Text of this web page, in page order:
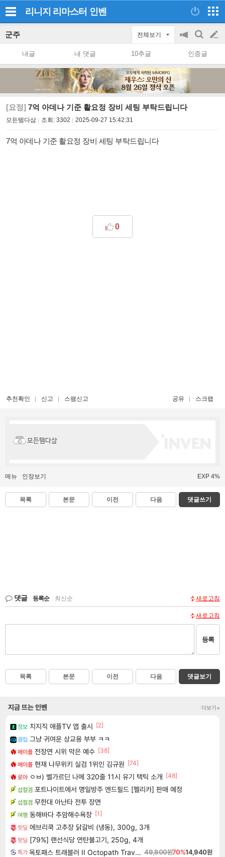
리니지 리마스터 인벤
군주 전체보기
공
on/off
검
색
글
쓰
내글 내 댓글 10추글 인증글
[요정] 7억 아데나 기준 활요정 장비 세팅 부탁드립니다
모든템다삼 조회: 3302 2025-09-27 15:42:31
7억 아데나 기준 활요정 장비 세팅 부탁드립니다
0
추천확인 신고 스팸신고 공유 스크랩
모든템다삼
메뉴 인장보기 EXP 4%
목록 본문 이전 다음 댓글쓰기
댓글 등록순 최신순 새로고침
새로고침
등록
목록 본문 이전 다음 댓글보기
지금 뜨는 인벤 더보기+
정보 치지직 애플TV 앱 출시 [2]
클립 그냥 귀여운 상교용 부부 ㅋㅋ
메이플 전장연 시위 막은 예수 [38]
메이플 현재 나무위키 실검 1위인 김규원 [74]
로아 ㅇㅂ) 벨가르딘 나메 320줄 11시 유기 택틱 소개 [48]
섭컬겜 포트나이트에서 명일방주 엔드필드 [펠리카] 판매 예정
섭컬겜 무한대 아난타 전투 장면
여행 동해바다 추암해수욕장 [1]
핫딜 에브리쿡 고추장 닭갈비 (냉동), 300g, 3개
핫딜 [79%] 랜선식당 연탄불고기, 250g, 4개
특가 옥토패스 트래블러 II Octopath Traveler II 49,800원70%14,940원